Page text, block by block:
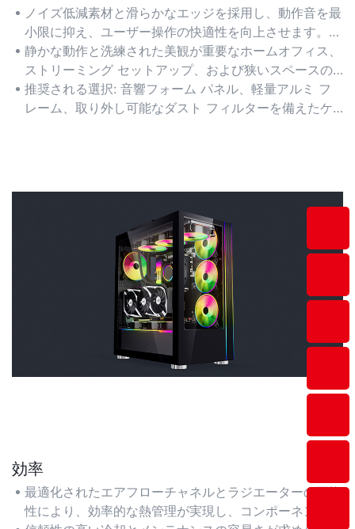
ノイズ低減素材と滑らかなエッジを採用し、動作音を最
小限に抑え、ユーザー操作の快適性を向上させます。コ
ンパクトなフォームファクターにより、携帯性とデスク
スペースの有効活用性が向上します。
静かな動作と洗練された美観が重要なホームオフィス、
ストリーミング セットアップ、および狭いスペースの
環境に適しています。
推奨される選択: 音響フォーム パネル、軽量アルミ フ
レーム、取り外し可能なダスト フィルターを備えたケ
効率
最適化されたエアフローチャネルとラジエーターの互換
性により、効率的な熱管理が実現し、コンポーネントの